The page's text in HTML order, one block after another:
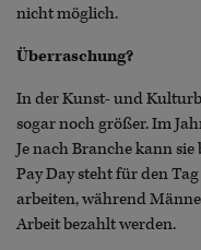
nicht möglich.
Überraschung?
In der Kunst- und
sogar noch größer. Im
Je nach Branche kann
Pay Day steht für den
arbeiten, während
Arbeit bezahlt werden.